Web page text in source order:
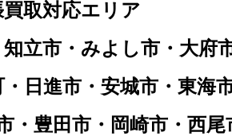
買取対応エリア
立市・みよし市・大府
日進市・安城市・東海
・豊田市・岡崎市・西尾